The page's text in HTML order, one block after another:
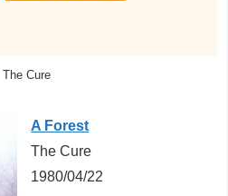
The Cure
A Forest
The Cure
1980/04/22